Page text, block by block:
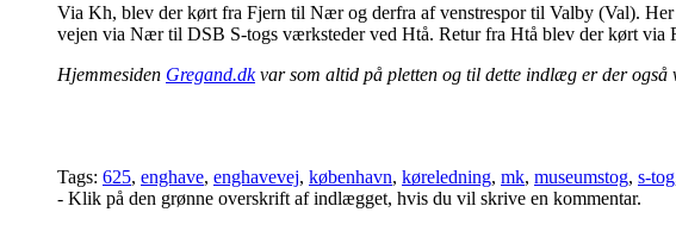
Via Kh, blev der kørt fra Fjern til Nær og derfra af venstrespor til Valby (Val).
vejen via Nær til DSB S-togs værksteder ved Htå. Retur fra Htå blev der kørt via
Hjemmesiden Gregand.dkvar som altid på pletten og til dette indlæg er der også
Tags: 625, enghave, enghavevej, københavn, køreledning, mk, museumstog, s-tog
- Klik på den grønne overskrift af indlægget, hvis du vil skrive en kommentar.